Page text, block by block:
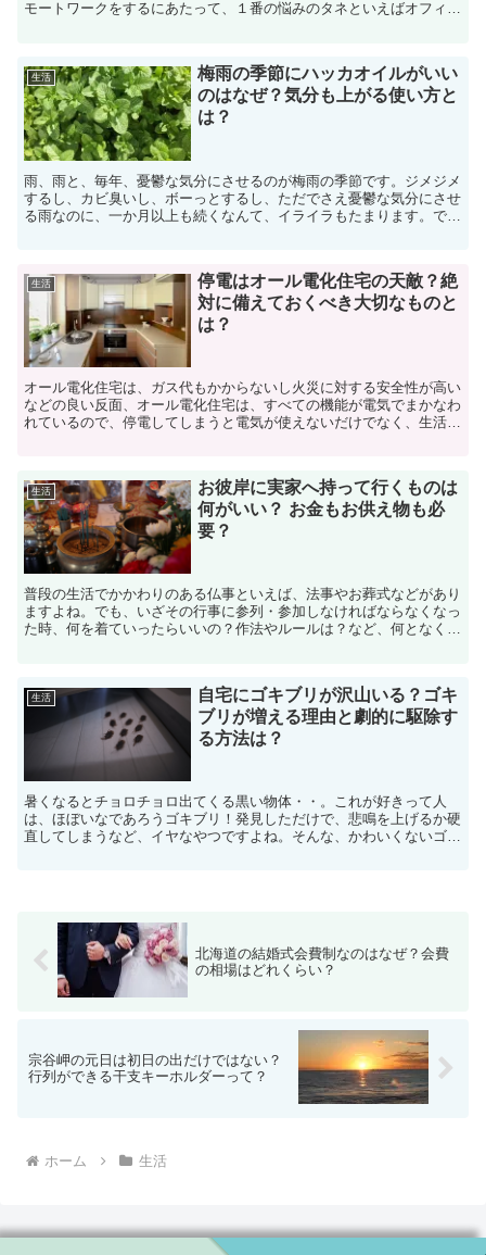
モートワークをするにあたって、１番の悩みのタネといえばオフィス
生活
梅雨の季節にハッカオイルがいい
のはなぜ？気分も上がる使い方と
は？
雨、雨と、毎年、憂鬱な気分にさせるのが梅雨の季節です。ジメジメ
するし、カビ臭いし、ボーっとするし、ただでさえ憂鬱な気分にさせ
る雨なのに、一か月以上も続くなんて、イライラもたまります。で
生活
停電はオール電化住宅の天敵？絶
対に備えておくべき大切なものと
は？
オール電化住宅は、ガス代もかからないし火災に対する安全性が高い
などの良い反面、オール電化住宅は、すべての機能が電気でまかなわ
れているので、停電してしまうと電気が使えないだけでなく、生活の
生活
お彼岸に実家へ持って行くものは
何がいい？ お金もお供え物も必
要？
普段の生活でかかわりのある仏事といえば、法事やお葬式などがあり
ますよね。でも、いざその行事に参列・参加しなければならなくなっ
た時、何を着ていったらいいの？作法やルールは？など、何となくは
生活
自宅にゴキブリが沢山いる？ゴキ
ブリが増える理由と劇的に駆除す
る方法は？
暑くなるとチョロチョロ出てくる黒い物体・・。これが好きって人
は、ほぼいなであろうゴキブリ！発見しただけで、悲鳴を上げるか硬
直してしまうなど、イヤなやつですよね。そんな、かわいくないゴキ
北海道の結婚式会費制なのはなぜ？会費
の相場はどれくらい？
宗谷岬の元日は初日の出だけではない？
行列ができる干支キーホルダーって？
ホーム 生活